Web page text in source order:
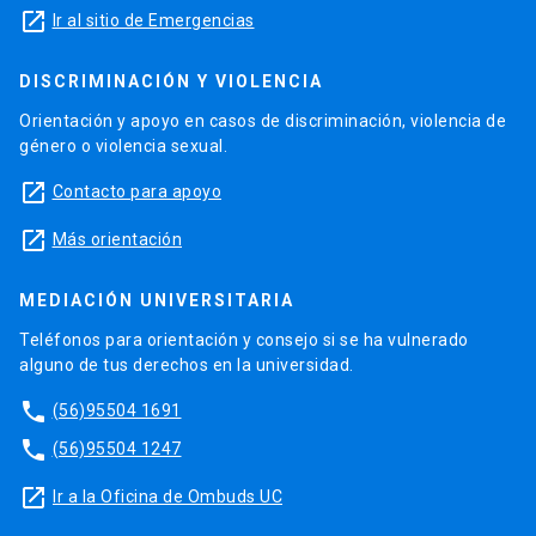
launch Ir al sitio de Emergencias
DISCRIMINACIÓN Y VIOLENCIA
Orientación y apoyo en casos de discriminación, violencia de
género o violencia sexual.
launch Contacto para apoyo
launch Más orientación
MEDIACIÓN UNIVERSITARIA
Teléfonos para orientación y consejo si se ha vulnerado
alguno de tus derechos en la universidad.
phone (56)95504 1691
phone (56)95504 1247
launch Ir a la Oficina de Ombuds UC